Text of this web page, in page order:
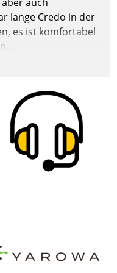
zu hinterfragen
lange Credo in der
es ist komfortabel